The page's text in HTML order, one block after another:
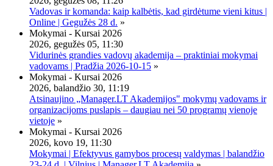
Vadovas ir komanda: kaip kalbėtis, kad girdėtume vieni kitus |
Online | Gegužės 28 d. »
Mokymai - Kursai 2026
2026, gegužės 05, 11:30
Vidurinės grandies vadovų akademija – praktiniai mokymai
vadovams | Pradžia 2026-10-15 »
Mokymai - Kursai 2026
2026, balandžio 30, 11:19
Atsinaujino „Manager.LT Akademijos" mokymų vadovams ir
organizacijoms puslapis – daugiau nei 50 programų vienoje
vietoje »
Mokymai - Kursai 2026
2026, kovo 19, 11:30
Mokymai | Efektyvus gamybos procesų valdymas | balandžio